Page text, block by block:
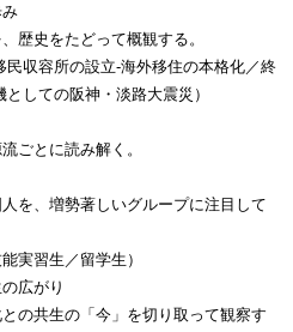
歴史をたどって概観する。
民収容所の設立-海外移住の本格化／終
しての阪神・淡路大震災）
ごとに読み解く。
を、増勢著しいグループに注目して
実習生／留学生）
広がり
の共生の「今」を切り取って観察す